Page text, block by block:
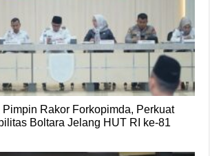
Rakor Forkopimda, Perkuat
Boltara Jelang HUT RI ke-81